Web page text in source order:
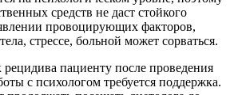
средств не даст стойкого
провоцирующих факторов,
стрессе, больной может сорваться.
пациенту после проведения
с психологом требуется поддержка.